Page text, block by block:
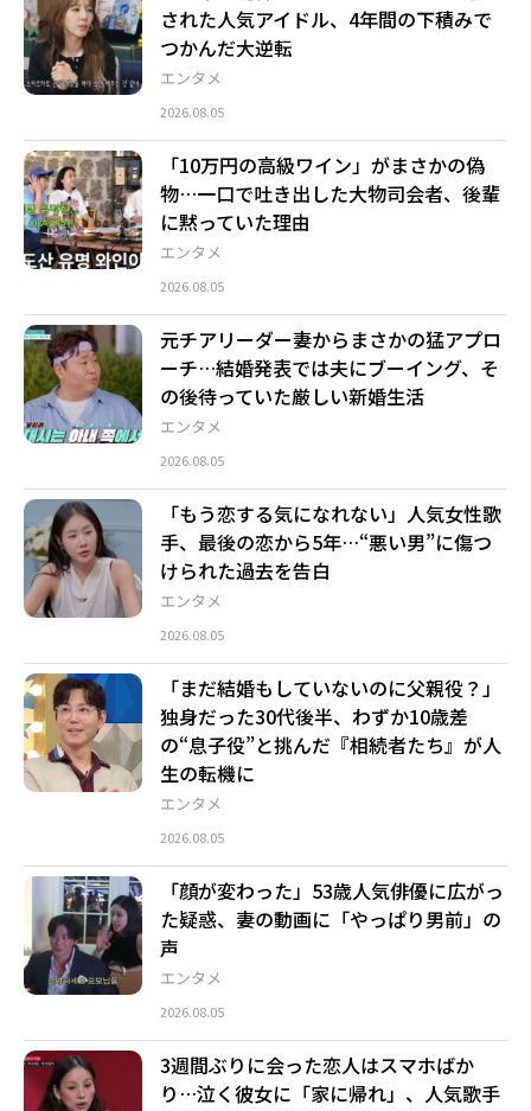
エンタメ
された人気アイドル、4年間の下積みで
つかんだ大逆転
2026.08.05
エンタメ
「10万円の高級ワイン」がまさかの偽
物…一口で吐き出した大物司会者、後輩
に黙っていた理由
2026.08.05
エンタメ
元チアリーダー妻からまさかの猛アプロ
ーチ…結婚発表では夫にブーイング、そ
の後待っていた厳しい新婚生活
2026.08.05
エンタメ
「もう恋する気になれない」人気女性歌
手、最後の恋から5年…“悪い男”に傷つ
けられた過去を告白
2026.08.05
エンタメ
「まだ結婚もしていないのに父親役？」
独身だった30代後半、わずか10歳差
の“息子役”と挑んだ『相続者たち』が人
生の転機に
2026.08.05
エンタメ
「顔が変わった」53歳人気俳優に広がっ
た疑惑、妻の動画に「やっぱり男前」の
声
2026.08.05
3週間ぶりに会った恋人はスマホばか
り…泣く彼女に「家に帰れ」、人気歌手